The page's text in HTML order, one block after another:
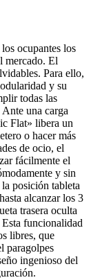
ocupantes los
mercado. El
Para ello,
y su
todas las
una carga
Flat» libera un
o hacer más
de ocio, el
fácilmente el
y sin
posición tableta
alcanzar los 3
trasera oculta
Esta funcionalidad
libres, que
paragolpes
ingenioso del